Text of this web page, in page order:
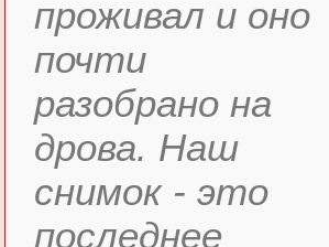
проживал и оно
почти
разобрано на
дрова. Наш
снимок - это
последнее